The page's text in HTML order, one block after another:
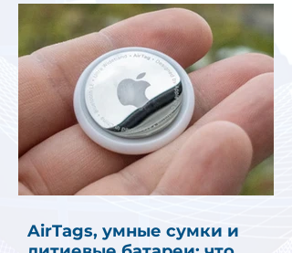
AirTags, умные сумки и